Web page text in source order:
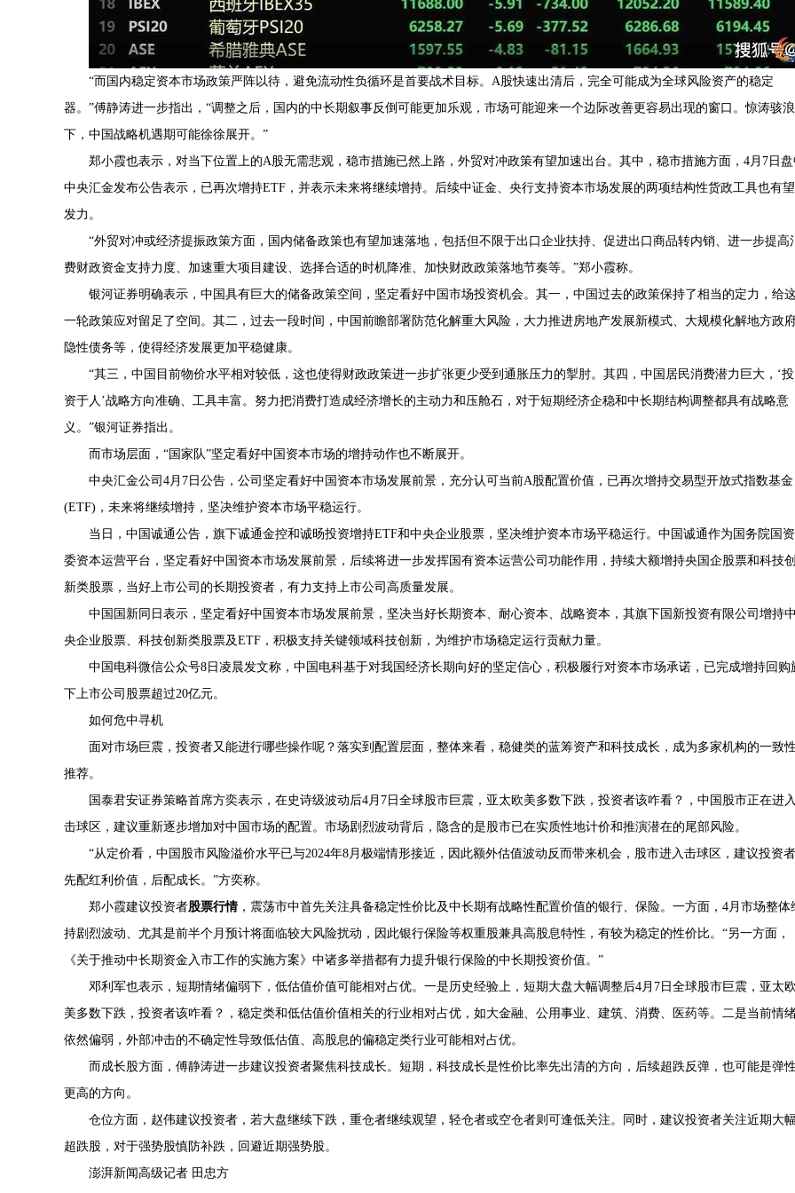
“而国内稳定资本市场政策严阵以待，避免流动性负循环是首要战术目标。A股快速出清后，完全可能成为全球风险资产的稳定
器。”傅静涛进一步指出，“调整之后，国内的中长期叙事反倒可能更加乐观，市场可能迎来一个边际改善更容易出现的窗口。惊涛骇浪
下，中国战略机遇期可能徐徐展开。”
郑小霞也表示，对当下位置上的A股无需悲观，稳市措施已然上路，外贸对冲政策有望加速出台。其中，稳市措施方面，4月7日盘
中央汇金发布公告表示，已再次增持ETF，并表示未来将继续增持。后续中证金、央行支持资本市场发展的两项结构性货政工具也有望
发力。
“外贸对冲或经济提振政策方面，国内储备政策也有望加速落地，包括但不限于出口企业扶持、促进出口商品转内销、进一步提高
费财政资金支持力度、加速重大项目建设、选择合适的时机降准、加快财政政策落地节奏等。”郑小霞称。
银河证券明确表示，中国具有巨大的储备政策空间，坚定看好中国市场投资机会。其一，中国过去的政策保持了相当的定力，给
一轮政策应对留足了空间。其二，过去一段时间，中国前瞻部署防范化解重大风险，大力推进房地产发展新模式、大规模化解地方政
隐性债务等，使得经济发展更加平稳健康。
“其三，中国目前物价水平相对较低，这也使得财政政策进一步扩张更少受到通胀压力的掣肘。其四，中国居民消费潜力巨大，‘投
资于人’战略方向准确、工具丰富。努力把消费打造成经济增长的主动力和压舱石，对于短期经济企稳和中长期结构调整都具有战略意
义。”银河证券指出。
而市场层面，“国家队”坚定看好中国资本市场的增持动作也不断展开。
中央汇金公司4月7日公告，公司坚定看好中国资本市场发展前景，充分认可当前A股配置价值，已再次增持交易型开放式指数基金
(ETF)，未来将继续增持，坚决维护资本市场平稳运行。
当日，中国诚通公告，旗下诚通金控和诚旸投资增持ETF和中央企业股票，坚决维护资本市场平稳运行。中国诚通作为国务院国资
委资本运营平台，坚定看好中国资本市场发展前景，后续将进一步发挥国有资本运营公司功能作用，持续大额增持央国企股票和科技创
新类股票，当好上市公司的长期投资者，有力支持上市公司高质量发展。
中国国新同日表示，坚定看好中国资本市场发展前景，坚决当好长期资本、耐心资本、战略资本，其旗下国新投资有限公司增持中
央企业股票、科技创新类股票及ETF，积极支持关键领域科技创新，为维护市场稳定运行贡献力量。
中国电科微信公众号8日凌晨发文称，中国电科基于对我国经济长期向好的坚定信心，积极履行对资本市场承诺，已完成增持回购
下上市公司股票超过20亿元。
如何危中寻机
面对市场巨震，投资者又能进行哪些操作呢？落实到配置层面，整体来看，稳健类的蓝筹资产和科技成长，成为多家机构的一致性
推荐。
国泰君安证券策略首席方奕表示，在史诗级波动后4月7日全球股市巨震，亚太欧美多数下跌，投资者该咋看？，中国股市正在进入
击球区，建议重新逐步增加对中国市场的配置。市场剧烈波动背后，隐含的是股市已在实质性地计价和推演潜在的尾部风险。
“从定价看，中国股市风险溢价水平已与2024年8月极端情形接近，因此额外估值波动反而带来机会，股市进入击球区，建议投资者
先配红利价值，后配成长。”方奕称。
郑小霞建议投资者股票行情，震荡市中首先关注具备稳定性价比及中长期有战略性配置价值的银行、保险。一方面，4月市场整体
持剧烈波动、尤其是前半个月预计将面临较大风险扰动，因此银行保险等权重股兼具高股息特性，有较为稳定的性价比。“另一方面，
《关于推动中长期资金入市工作的实施方案》中诸多举措都有力提升银行保险的中长期投资价值。”
邓利军也表示，短期情绪偏弱下，低估值价值可能相对占优。一是历史经验上，短期大盘大幅调整后4月7日全球股市巨震，亚太欧
美多数下跌，投资者该咋看？，稳定类和低估值价值相关的行业相对占优，如大金融、公用事业、建筑、消费、医药等。二是当前情
依然偏弱，外部冲击的不确定性导致低估值、高股息的偏稳定类行业可能相对占优。
而成长股方面，傅静涛进一步建议投资者聚焦科技成长。短期，科技成长是性价比率先出清的方向，后续超跌反弹，也可能是弹性
更高的方向。
仓位方面，赵伟建议投资者，若大盘继续下跌，重仓者继续观望，轻仓者或空仓者则可逢低关注。同时，建议投资者关注近期大幅
超跌股，对于强势股慎防补跌，回避近期强势股。
澎湃新闻高级记者 田忠方